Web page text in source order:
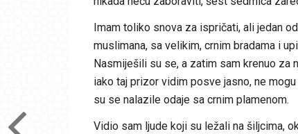
Imam toliko snova za ispričati, ali jedan
muslimana, sa velikim, crnim bradama i
Nasmiješili su se, a zatim sam krenuo za
iako taj prizor vidim posve jasno, ne
su se nalazile odaje sa crnim plamenom.
Vidio sam ljude koji su ležali na šiljcima,